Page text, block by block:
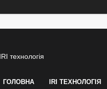
технологія
ГОЛОВНА IRI ТЕХНОЛОГІЯ